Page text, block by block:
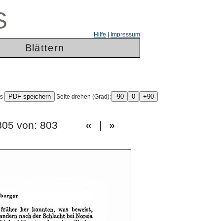
Hilfe Impressum
Blättern
Seite drehen (Grad):
305 von: 803 « | »